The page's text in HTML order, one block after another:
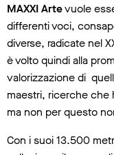
MAXXI Artevuole
differenti voci,
diverse, radicate nel
è volto quindi alla
valorizzazione di
maestri, ricerche che
ma non per questo
Con i suoi 13.500